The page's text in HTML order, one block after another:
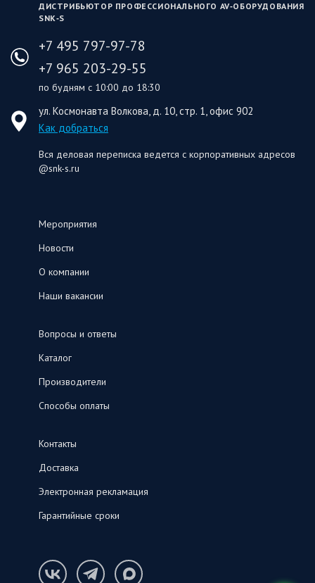
ДИСТРИБЬЮТОР ПРОФЕССИОНАЛЬНОГО AV‑ОБОРУДОВАНИЯ
SNK‑S
+7 495 797-97-78
+7 965 203-29-55
по будням с 10:00 до 18:30
ул. Космонавта Волкова, д. 10, стр. 1, офис 902
Как добраться
Вся деловая переписка ведется с корпоративных адресов
@snk-s.ru
Мероприятия
Новости
О компании
Наши вакансии
Вопросы и ответы
Каталог
Производители
Способы оплаты
Контакты
Доставка
Электронная рекламация
Гарантийные сроки